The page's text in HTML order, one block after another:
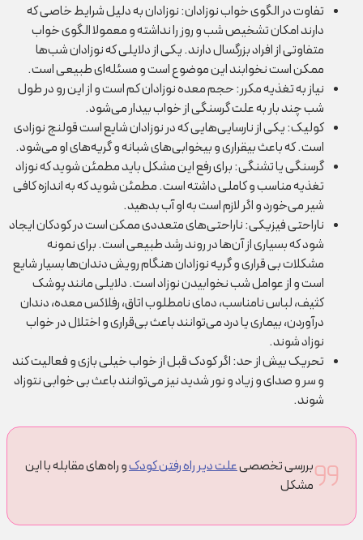
تفاوت در الگوی خواب نوزادان:نوزادان به دلیل شرایط خاصی که
دارند امکان تشخیص شب و روز را نداشته و معمولا الگوی خواب
متفاوتی از افراد بزرگسال دارند. یکی از دلایلی که نوزادان شب‌ها
ممکن است نخوابند این موضوع است و مسئله‌ای طبیعی است.
نیاز به تغذیه مکرر:حجم معده نوزادان کم است و از این رو در طول
شب چند بار به علت گرسنگی از خواب بیدار می‌شود.
کولیک:یکی از نارسایی‌هایی که در نوزادان شایع است قولنج نوزادی
است. که باعث بیقراری و بیخوابی‌های شبانه و گریه‌های او می‌شود.
گرسنگی یا تشنگی:برای رفع این مشکل باید مطمئن شوید که نوزاد
تغذیه مناسب و کاملی داشته است. مطمئن شوید که به اندازه کافی
شیر می‌خورد و اگر لازم است به او آب بدهید.
ناراحتی فیزیکی:ناراحتی‌های متعددی ممکن است در کودکان ایجاد
شود که بسیاری از آن‌ها در روند رشد طبیعی است. برای نمونه
مشکلات بی قراری و گریه نوزادان هنگام رویش دندان‌ها بسیار شایع
است و از عوامل شب نخوابیدن نوزاد است. دلایلی مانند پوشک
کثیف، لباس نامناسب، دمای نامطلوب اتاق، رفلاکس معده، دندان
درآوردن، بیماری یا درد می‌توانند باعث بی‌قراری و اختلال در خواب
نوزاد شوند.
تحریک بیش از حد:اگر کودک قبل از خواب خیلی بازی و فعالیت کند
و سر و صدای و زیاد و نور شدید نیز می‌توانند باعث بی خوابی نتوزاد
شوند.
بررسی تخصصیعلت دیر راه رفتن کودکو راه‌های مقابله با این
مشکل